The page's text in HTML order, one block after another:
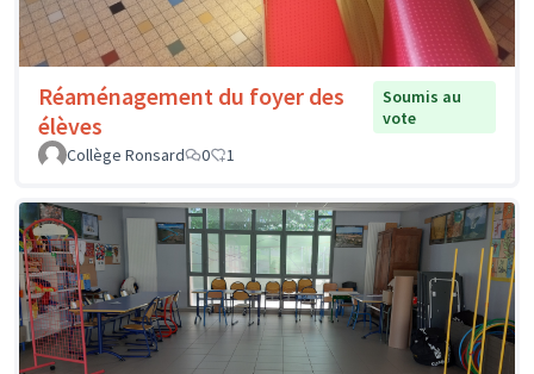
Réaménagement du foyer des
élèves
Soumis au
vote
Collège Ronsard
0 1